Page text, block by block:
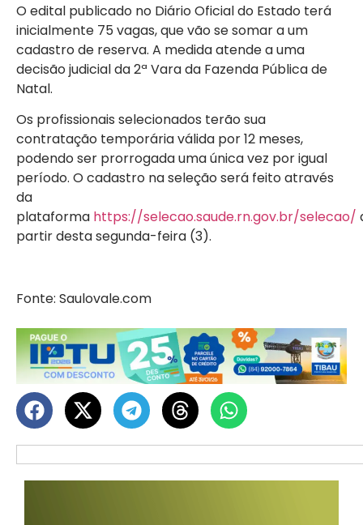
O edital publicado no Diário Oficial do Estado terá
inicialmente 75 vagas, que vão se somar a um
cadastro de reserva. A medida atende a uma
decisão judicial da 2ª Vara da Fazenda Pública de
Natal.
Os profissionais selecionados terão sua
contratação temporária válida por 12 meses,
podendo ser prorrogada uma única vez por igual
período. O cadastro na seleção será feito através
da
plataforma https://selecao.saude.rn.gov.br/selecao/
partir desta segunda-feira (3).
Fonte: Saulovale.com